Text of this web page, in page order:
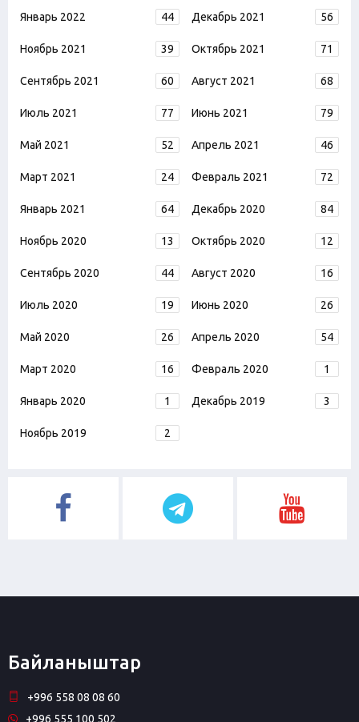
Январь 2022 44 Декабрь 2021 56
Ноябрь 2021 39 Октябрь 2021 71
Сентябрь 2021 60 Август 2021 68
Июль 2021 77 Июнь 2021 79
Май 2021 52 Апрель 2021 46
Март 2021 24 Февраль 2021 72
Январь 2021 64 Декабрь 2020 84
Ноябрь 2020 13 Октябрь 2020 12
Сентябрь 2020 44 Август 2020 16
Июль 2020 19 Июнь 2020 26
Май 2020 26 Апрель 2020 54
Март 2020 16 Февраль 2020 1
Январь 2020 1 Декабрь 2019 3
Ноябрь 2019 2
Байланыштар
+996 558 08 08 60
+996 555 100 502